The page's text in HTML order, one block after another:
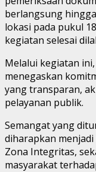
berlangsung
lokasi pada pukul
kegiatan selesai
Melalui kegiatan
menegaskan
yang transparan,
pelayanan publik.
Semangat yang
diharapkan
Zona Integritas,
masyarakat